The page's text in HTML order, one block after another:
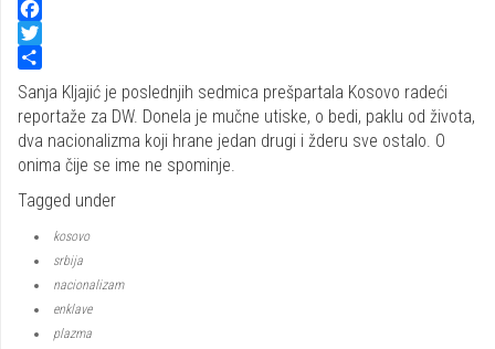
Facebook
Twitter
Share
Sanja Kljajić je poslednjih sedmica prešpartala Kosovo radeći
reportaže za DW. Donela je mučne utiske, o bedi, paklu od života,
dva nacionalizma koji hrane jedan drugi i žderu sve ostalo. O
onima čije se ime ne spominje.
Tagged under
kosovo
srbija
nacionalizam
enklave
plazma